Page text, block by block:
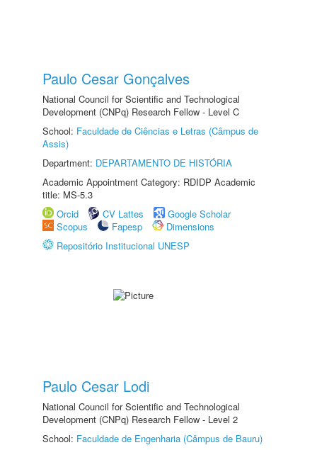
Paulo Cesar Gonçalves
National Council for Scientific and Technological
Development (CNPq) Research Fellow - Level C
School: Faculdade de Ciências e Letras (Câmpus de
Assis)
Department: DEPARTAMENTO DE HISTÓRIA
Academic Appointment Category: RDIDP Academic
title: MS-5.3
Orcid
CV Lattes
Google Scholar
Scopus
Fapesp
Dimensions
Repositório Institucional UNESP
Paulo Cesar Lodi
National Council for Scientific and Technological
Development (CNPq) Research Fellow - Level 2
School: Faculdade de Engenharia (Câmpus de Bauru)